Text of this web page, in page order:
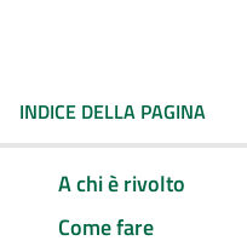
INDICE DELLA PAGINA
A chi è rivolto
Come fare